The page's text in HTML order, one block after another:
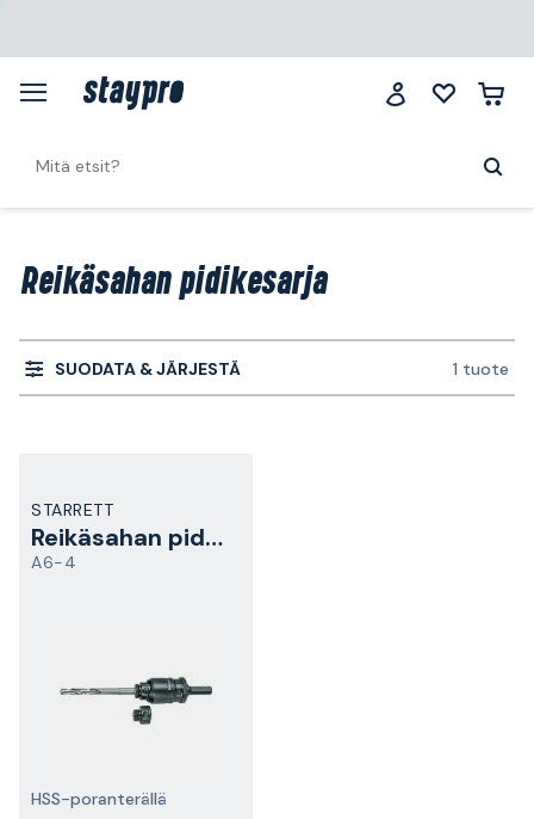
Reikäsahan pidikesarja
SUODATA & JÄRJESTÄ 1 tuote
STARRETT
Reikäsahan pidikesarja
A6-4
HSS-poranterällä